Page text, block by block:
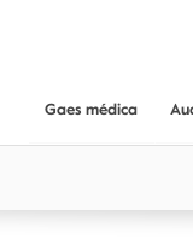
Gaes médica
¿Dónde